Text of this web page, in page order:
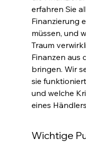
erfahren Sie
Finanzierung
müssen, und
Traum
Finanzen aus
bringen. Wir
sie
und welche
eines
Wichtige